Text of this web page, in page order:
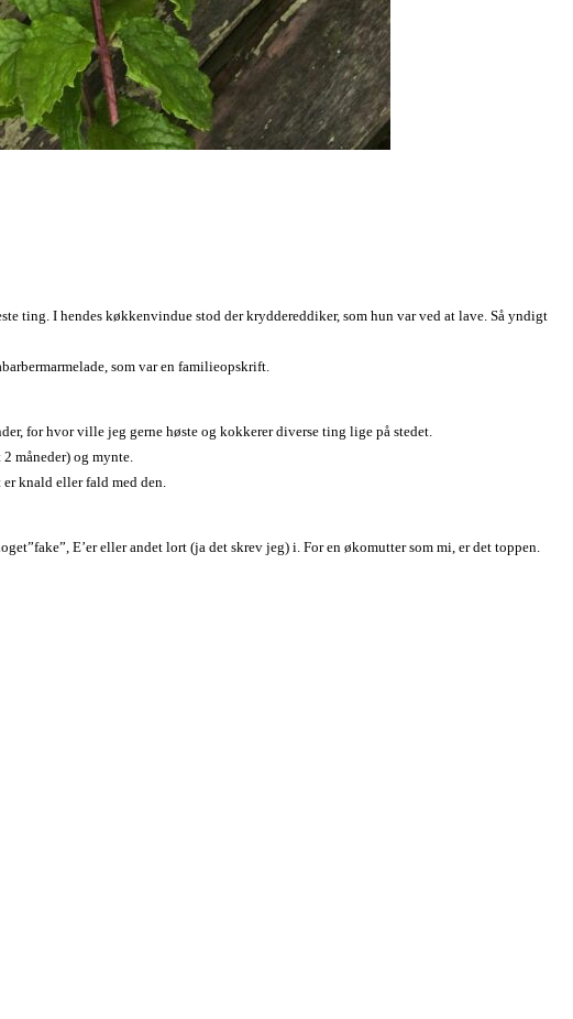
ting. I hendes køkkenvindue stod der kryddereddiker, som hun var ved at lave. Så yndigt
som var en familieopskrift.
for hvor ville jeg gerne høste og kokkerer diverse ting lige på stedet.
måneder) og mynte.
knald eller fald med den.
E’er eller andet lort (ja det skrev jeg) i. For en økomutter som mi, er det toppen.